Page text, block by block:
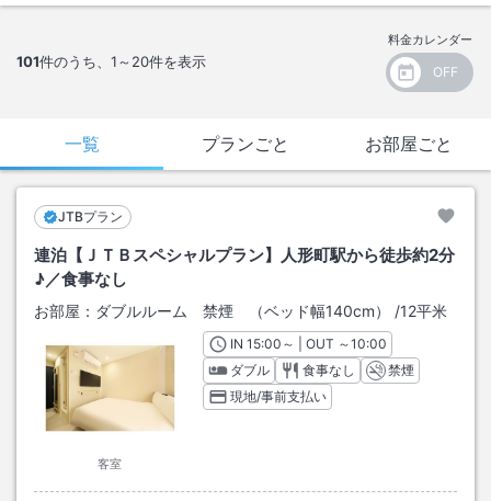
101件のうち、 1～20件を表示
料金カレンダー
一覧 プランごと お部屋ごと
JTBプラン
連泊【ＪＴＢスペシャルプラン】人形町駅から徒歩約2分
♪／食事なし
お部屋： ダブルルーム 禁煙 （ベッド幅140cm） /12平米
客室
INチェックイン
15:00 ～ | OUT チェックアウト
～10:00
ダブル
食事なし
禁煙
現地/事前支払い